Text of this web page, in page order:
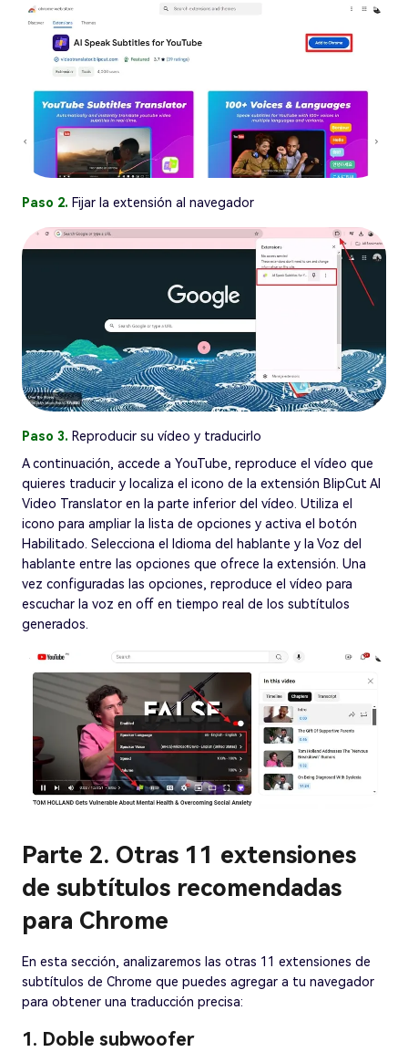
Paso 2. Fijar la extensión al navegador
Paso 3. Reproducir su vídeo y traducirlo
A continuación, accede a YouTube, reproduce el vídeo que
quieres traducir y localiza el icono de la extensión BlipCut AI
Video Translator en la parte inferior del vídeo. Utiliza el
icono para ampliar la lista de opciones y activa el botón
Habilitado. Selecciona el Idioma del hablante y la Voz del
hablante entre las opciones que ofrece la extensión. Una
vez configuradas las opciones, reproduce el vídeo para
escuchar la voz en off en tiempo real de los subtítulos
generados.
Parte 2. Otras 11 extensiones
de subtítulos recomendadas
para Chrome
En esta sección, analizaremos las otras 11 extensiones de
subtítulos de Chrome que puedes agregar a tu navegador
para obtener una traducción precisa:
1. Doble subwoofer